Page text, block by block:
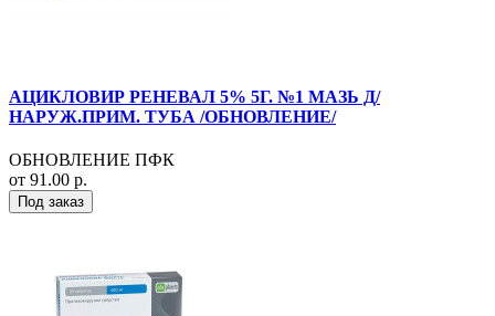
АЦИКЛОВИР РЕНЕВАЛ 5% 5Г. №1 МАЗЬ Д/
НАРУЖ.ПРИМ. ТУБА /ОБНОВЛЕНИЕ/
ОБНОВЛЕНИЕ ПФК
от 91.00 р.
Под заказ